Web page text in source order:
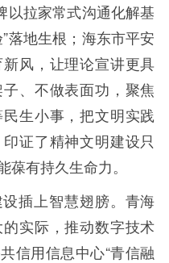
以拉家常式沟通化解基
落地生根；海东市平安
风，让理论宣讲更具
、不做表面功，聚焦
生小事，把文明实践
证了精神文明建设只
有持久生命力。
插上智慧翅膀。青海
实际，推动数字技术
信用信息中心“青信融